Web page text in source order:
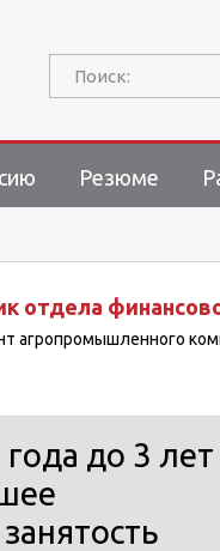
Поиск:
Резюме
отдела
агропромышленного
года до 3 лет